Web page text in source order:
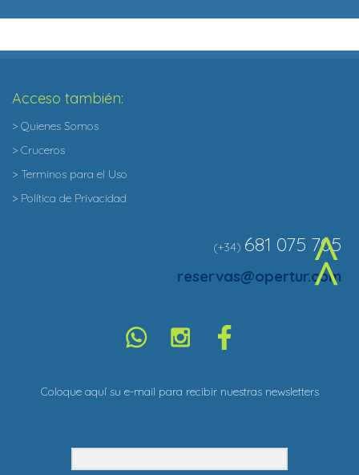
^
Acceso también:
> Quienes Somos
> Cruceros
> Terminos para el Uso
> Política de Privacidad
(+34) 681 075 705
reservas@opertur.com
Coloque aquí su e-mail para recibir nuestras newsletters